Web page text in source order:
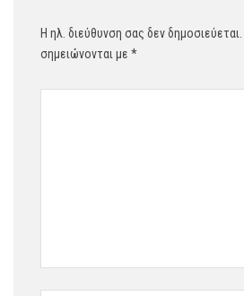
Η ηλ. διεύθυνση σας δεν δημοσιεύεται.
σημειώνονται με *